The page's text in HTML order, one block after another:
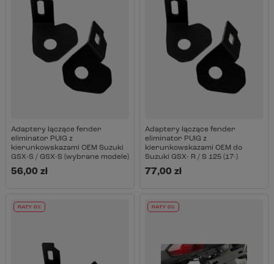
Adaptery łączące fender
eliminator PUIG z
kierunkowskazami OEM Suzuki
GSX-S / GSX-S (wybrane modele)
56,00 zł
Adaptery łączące fender
eliminator PUIG z
kierunkowskazami OEM do
Suzuki GSX- R / S 125 (17-)
77,00 zł
RATY 0% RATY 0%